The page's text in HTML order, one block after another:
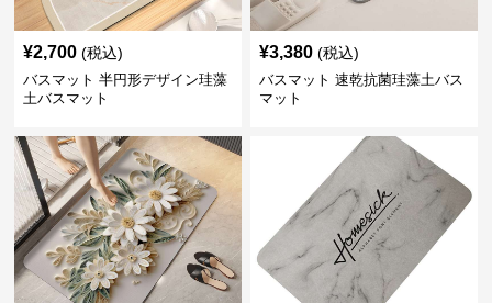
¥2,700 (税込)
バスマット 半円形デザイン珪藻
土バスマット
¥3,380 (税込)
バスマット 速乾抗菌珪藻土バス
マット